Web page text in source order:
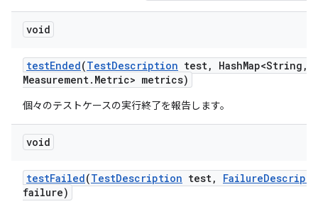
void
testEnded(TestDescription test, HashMap<String ,
Measurement. Metric> metrics)
個々のテストケースの実行終了を報告します。
void
testFailed(TestDescription test, Failure
failure)